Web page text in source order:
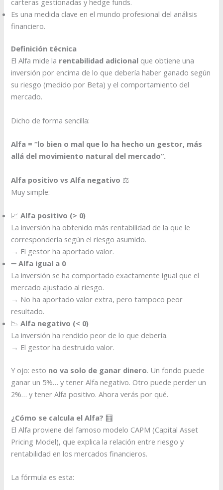
Es una medida clave en el mundo profesional del análisis
financiero.
Definición técnica
El Alfa mide la rentabilidad adicional que obtiene una
inversión por encima de lo que debería haber ganado según
su riesgo (medido por Beta) y el comportamiento del
mercado.
Dicho de forma sencilla:
Alfa = “lo bien o mal que lo ha hecho un gestor, más
allá del movimiento natural del mercado”.
Alfa positivo vs Alfa negativo ⚖️
Muy simple:
📈Alfa positivo (> 0)
La inversión ha obtenido más rentabilidad de la que le
correspondería según el riesgo asumido.
→ El gestor ha aportado valor.
➖Alfa igual a 0
La inversión se ha comportado exactamente igual que el
mercado ajustado al riesgo.
→ No ha aportado valor extra, pero tampoco peor
resultado.
📉Alfa negativo (< 0)
La inversión ha rendido peor de lo que debería.
→ El gestor ha destruido valor.
Y ojo: esto no va solo de ganar dinero. Un fondo puede
ganar un 5%… y tener Alfa negativo. Otro puede perder un
2%… y tener Alfa positivo. Ahora verás por qué.
¿Cómo se calcula el Alfa? 🧮
El Alfa proviene del famoso modelo CAPM (Capital Asset
Pricing Model), que explica la relación entre riesgo y
rentabilidad en los mercados financieros.
La fórmula es esta: